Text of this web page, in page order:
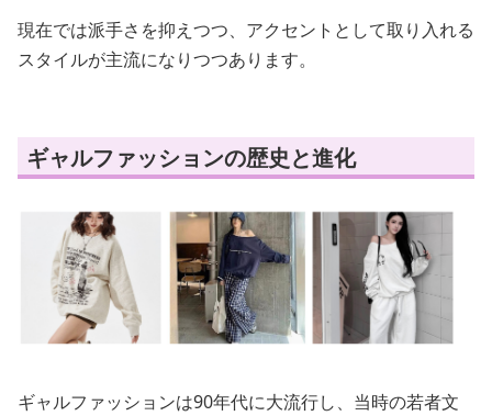
現在では派手さを抑えつつ、アクセントとして取り入れる
スタイルが主流になりつつあります。
ギャルファッションの歴史と進化
ギャルファッションは90年代に大流行し、当時の若者文